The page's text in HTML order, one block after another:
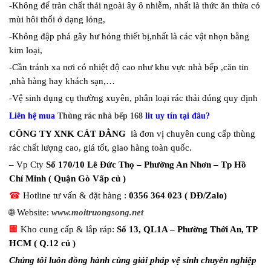
-Không để tràn chất thải ngoài ây ô nhiễm, nhất là thức ăn thừa có
mùi hôi thối ở dạng lỏng,
-Không đập phá gây hư hỏng thiết bị,nhất là các vật nhọn bằng
kim loại,
-Cần tránh xa nơi có nhiệt độ cao như khu vực nhà bếp ,căn tin
,nhà hàng hay khách sạn,…
-Vệ sinh dụng cụ thường xuyên, phân loại rác thải đúng quy định
Liên hệ mua Thùng rác nhà bếp 168 lit uy tín tại đâu?
CÔNG TY XNK CÁT ĐẰNG là đơn vị chuyên cung cấp thùng
rác chất lượng cao, giá tốt, giao hàng toàn quốc.
– Vp Cty Số 170/10 Lê Đức Thọ – Phường An Nhơn – Tp Hồ
Chí Minh ( Quận Gò Vấp củ )
☎ Hotline tư vấn & đặt hàng : 0356 364 023 ( DĐ/Zalo)
🌐 Website: www.moitruongsong.net
🏢 Kho cung cấp & lắp ráp: Số 13, QL1A – Phường Thới An, TP
HCM ( Q.12 củ )
Chúng tôi luôn đồng hành cùng giải pháp vệ sinh chuyên nghiệp